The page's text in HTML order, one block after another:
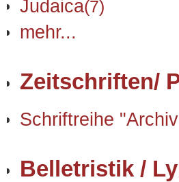
Judaica(7)
mehr...
Zeitschriften/
Schriftreihe
Belletristik /